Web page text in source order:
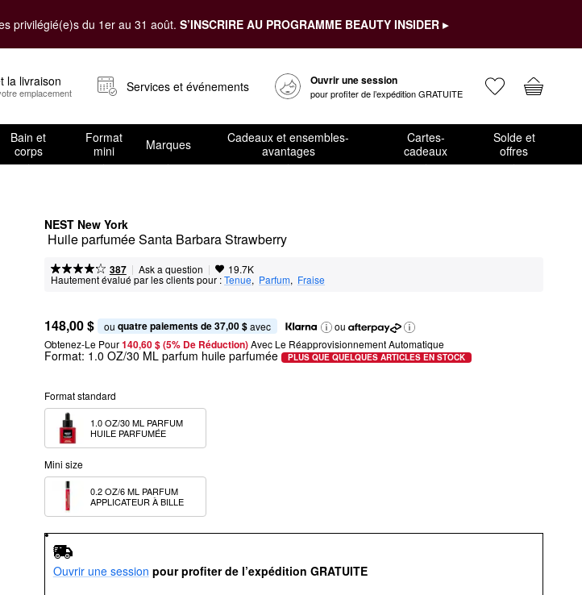
privilégié(e)s du 1er au 31 août. S’INSCRIRE AU PROGRAMME BEAUTY INSIDER ▸
la livraison
emplacement Services et événements Ouvrir une session
pour profiter de l’expédition GRATUITE
Bain et
corps
Format
mini
Marques
Cadeaux et ensembles-
avantages
Cartes-
cadeaux
Solde et
offres
NEST New York
Huile parfumée Santa Barbara Strawberry
387 | Ask a question | 19.7K
Hautement évalué par les clients pour :Tenue, Parfum, Fraise
148,00 $ ou quatre paiements de 37,00 $ avec
ou
Obtenez-Le Pour140,60 $ (5% De Réduction) Avec Le Réapprovisionnement Automatique
Format: 1.0 OZ/30 ML parfum huile parfumée PLUS QUE QUELQUES ARTICLES EN STOCK
Format standard
1.0 OZ/30 ML PARFUM
HUILE PARFUMÉE
Mini size
0.2 OZ/6 ML PARFUM
APPLICATEUR À BILLE
Ouvrir une session pour profiter de l’expédition GRATUITE